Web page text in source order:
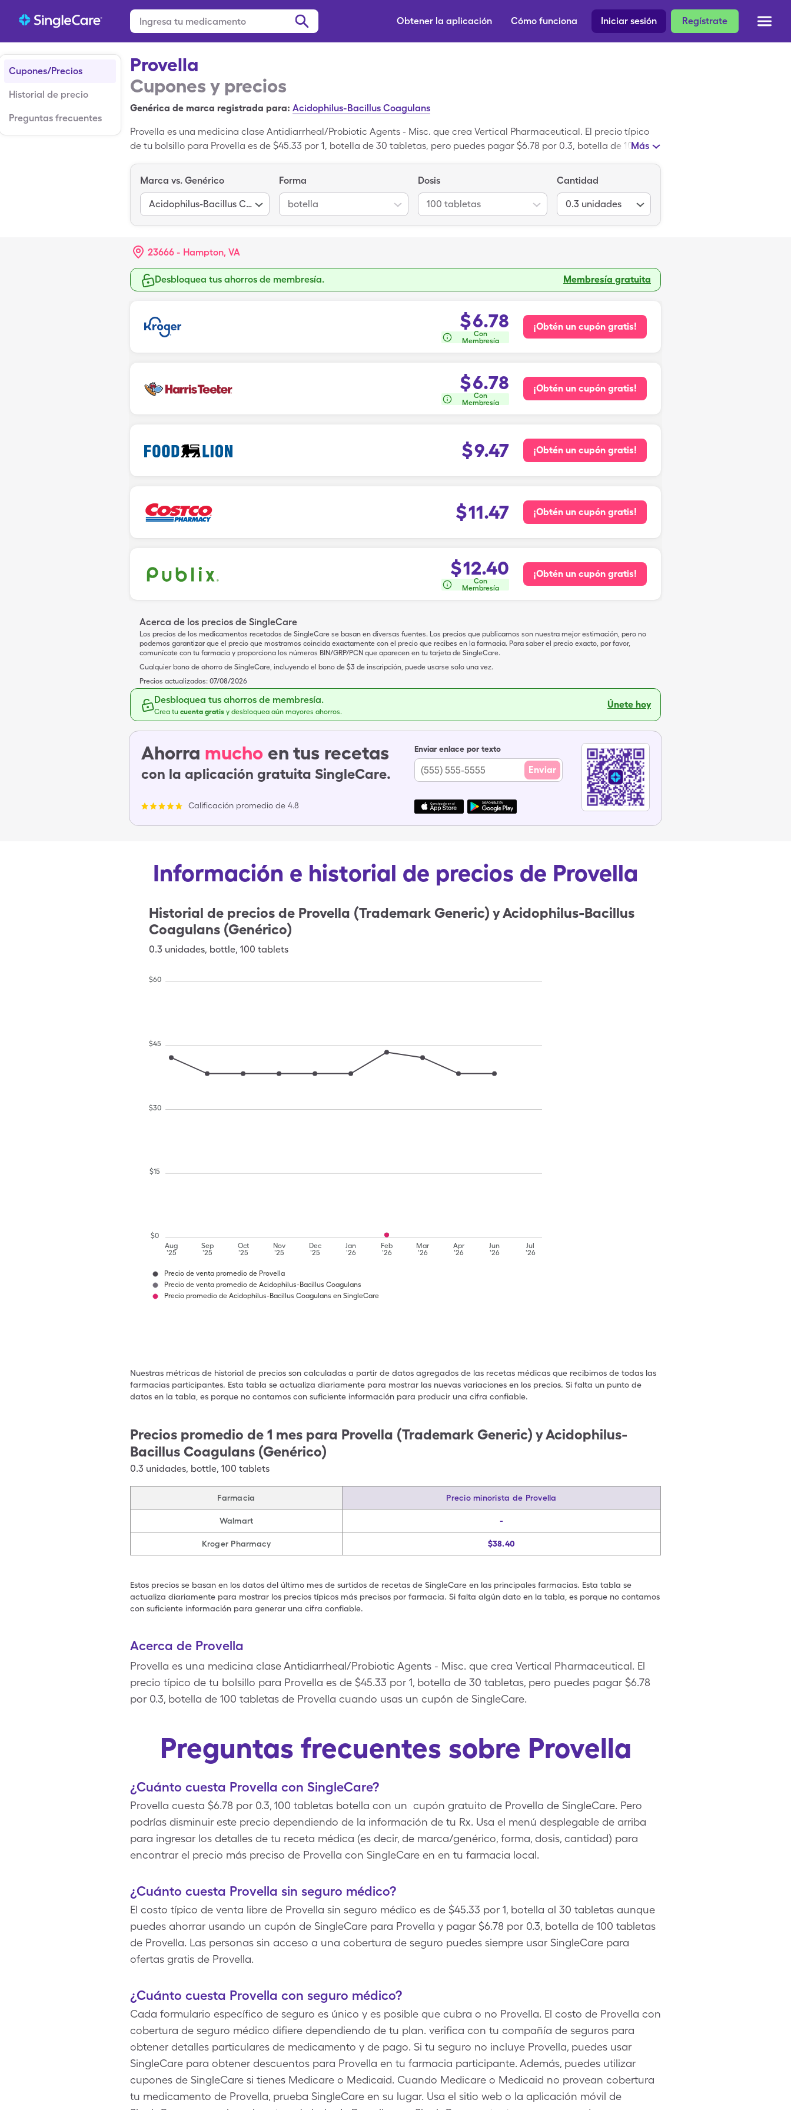
Regístrate
Iniciar sesión
Cómo funciona
Obtener la aplicación
Cupones/Precios
Historial de precio
Preguntas frecuentes
Provella
Cupones y precios
Genérica de marca registrada para: Acidophilus-Bacillus Coagulans
Provella es una medicina clase Antidiarrheal/Probiotic Agents - Misc. que crea Vertical Pharmaceutical. El precio típico
de tu bolsillo para Provella es de $45.33 por 1, botella de 30 tabletas, pero puedes pagar $6.78 por 0.3, botella de 100Más
Marca vs. Genérico
Acidophilus-Bacillus Coagulans
Forma
botella
Dosis
100 tabletas
Cantidad
0.3 unidades
23666 - Hampton, VA
Desbloquea tus ahorros de membresía. Membresía gratuita
$6.78
Con
Membresía
¡Obtén un cupón gratis!
$6.78
Con
Membresía
¡Obtén un cupón gratis!
$9.47 ¡Obtén un cupón gratis!
$11.47 ¡Obtén un cupón gratis!
$12.40
Con
Membresía
¡Obtén un cupón gratis!
Acerca de los precios de SingleCare
Los precios de los medicamentos recetados de SingleCare se basan en diversas fuentes. Los precios que publicamos son nuestra mejor estimación, pero no
podemos garantizar que el precio que mostramos coincida exactamente con el precio que recibes en la farmacia. Para saber el precio exacto, por favor,
comunícate con tu farmacia y proporciona los números BIN/GRP/PCN que aparecen en tu tarjeta de SingleCare.
Cualquier bono de ahorro de SingleCare, incluyendo el bono de $3 de inscripción, puede usarse solo una vez.
Precios actualizados: 07/08/2026
Desbloquea tus ahorros de membresía.
Crea tu cuenta gratis y desbloquea aún mayores ahorros.
Únete hoy
Ahorra mucho en tus recetas
con la aplicación gratuita SingleCare.
Calificación promedio de 4.8
Enviar enlace por texto
Enviar
Información e historial de precios de Provella
Historial de precios de Provella (Trademark Generic) y Acidophilus-Bacillus
Coagulans (Genérico)
0.3 unidades, bottle, 100 tablets
Aug
'25
Sep
'25
Oct
'25
Nov
'25
Dec
'25
Jan
'26
Feb
'26
Mar
'26
Apr
'26
Jun
'26
Jul
'26
$0
$15
$30
$45
$60
Precio de venta promedio de Provella
Precio de venta promedio de Acidophilus-Bacillus Coagulans
Precio promedio de Acidophilus-Bacillus Coagulans en SingleCare
Nuestras métricas de historial de precios son calculadas a partir de datos agregados de las recetas médicas que recibimos de todas las
farmacias participantes. Esta tabla se actualiza diariamente para mostrar las nuevas variaciones en los precios. Si falta un punto de
datos en la tabla, es porque no contamos con suficiente información para producir una cifra confiable.
Precios promedio de 1 mes para Provella (Trademark Generic) y Acidophilus-
Bacillus Coagulans (Genérico)
0.3 unidades, bottle, 100 tablets
Farmacia Precio minorista de Provella
Walmart -
Kroger Pharmacy $38.40
Estos precios se basan en los datos del último mes de surtidos de recetas de SingleCare en las principales farmacias. Esta tabla se
actualiza diariamente para mostrar los precios típicos más precisos por farmacia. Si falta algún dato en la tabla, es porque no contamos
con suficiente información para generar una cifra confiable.
Acerca de Provella
Provella es una medicina clase Antidiarrheal/Probiotic Agents - Misc. que crea Vertical Pharmaceutical. El
precio típico de tu bolsillo para Provella es de $45.33 por 1, botella de 30 tabletas, pero puedes pagar $6.78
por 0.3, botella de 100 tabletas de Provella cuando usas un cupón de SingleCare.
Preguntas frecuentes sobre Provella
¿Cuánto cuesta Provella con SingleCare?
Provella cuesta $6.78 por 0.3, 100 tabletas botella con un cupón gratuito de Provella de SingleCare. Pero
podrías disminuir este precio dependiendo de la información de tu Rx. Usa el menú desplegable de arriba
para ingresar los detalles de tu receta médica (es decir, de marca/genérico, forma, dosis, cantidad) para
encontrar el precio más preciso de Provella con SingleCare en en tu farmacia local.
¿Cuánto cuesta Provella sin seguro médico?
El costo típico de venta libre de Provella sin seguro médico es de $45.33 por 1, botella al 30 tabletas aunque
puedes ahorrar usando un cupón de SingleCare para Provella y pagar $6.78 por 0.3, botella de 100 tabletas
de Provella. Las personas sin acceso a una cobertura de seguro puedes siempre usar SingleCare para
ofertas gratis de Provella.
¿Cuánto cuesta Provella con seguro médico?
Cada formulario específico de seguro es único y es posible que cubra o no Provella. El costo de Provella con
cobertura de seguro médico difiere dependiendo de tu plan. verifica con tu compañía de seguros para
obtener detalles particulares de medicamento y de pago. Si tu seguro no incluye Provella, puedes usar
SingleCare para obtener descuentos para Provella en tu farmacia participante. Además, puedes utilizar
cupones de SingleCare si tienes Medicare o Medicaid. Cuando Medicare o Medicaid no provean cobertura
tu medicamento de Provella, prueba SingleCare en su lugar. Usa el sitio web o la aplicación móvil de